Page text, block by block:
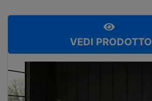
VEDI PRODOTTO